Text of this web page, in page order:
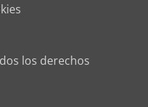
los derechos